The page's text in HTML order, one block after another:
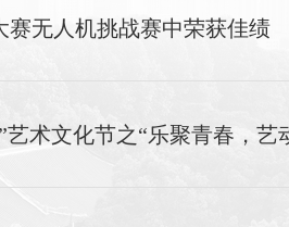
赛无人机挑战赛中荣获佳绩
术文化节之“乐聚青春，艺